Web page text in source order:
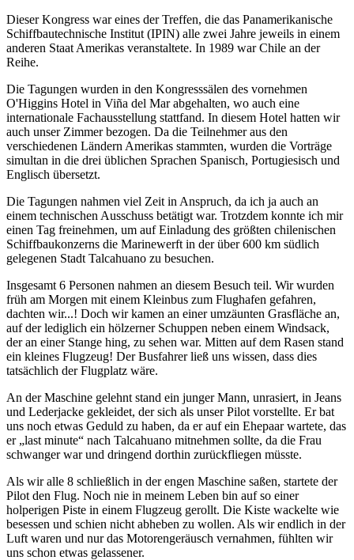
Dieser Kongress war eines der Treffen, die das Panamerikanische
Schiffbautechnische Institut (IPIN) alle zwei Jahre jeweils in einem
anderen Staat Amerikas veranstaltete. In 1989 war Chile an der
Reihe.
Die Tagungen wurden in den Kongresssälen des vornehmen
O'Higgins Hotel in Viña del Mar abgehalten, wo auch eine
internationale Fachausstellung stattfand. In diesem Hotel hatten wir
auch unser Zimmer bezogen. Da die Teilnehmer aus den
verschiedenen Ländern Amerikas stammten, wurden die Vorträge
simultan in die drei üblichen Sprachen Spanisch, Portugiesisch und
Englisch übersetzt.
Die Tagungen nahmen viel Zeit in Anspruch, da ich ja auch an
einem technischen Ausschuss betätigt war. Trotzdem konnte ich mir
einen Tag freinehmen, um auf Einladung des größten chilenischen
Schiffbaukonzerns die Marinewerft in der über 600 km südlich
gelegenen Stadt Talcahuano zu besuchen.
Insgesamt 6 Personen nahmen an diesem Besuch teil. Wir wurden
früh am Morgen mit einem Kleinbus zum Flughafen gefahren,
dachten wir...! Doch wir kamen an einer umzäunten Grasfläche an,
auf der lediglich ein hölzerner Schuppen neben einem Windsack,
der an einer Stange hing, zu sehen war. Mitten auf dem Rasen stand
ein kleines Flugzeug! Der Busfahrer ließ uns wissen, dass dies
tatsächlich der Flugplatz wäre.
An der Maschine gelehnt stand ein junger Mann, unrasiert, in Jeans
und Lederjacke gekleidet, der sich als unser Pilot vorstellte. Er bat
uns noch etwas Geduld zu haben, da er auf ein Ehepaar wartete, das
er last minute
nach Talcahuano mitnehmen sollte, da die Frau
schwanger war und dringend dorthin zurückfliegen müsste.
Als wir alle 8 schließlich in der engen Maschine saßen, startete der
Pilot den Flug. Noch nie in meinem Leben bin auf so einer
holperigen Piste in einem Flugzeug gerollt. Die Kiste wackelte wie
besessen und schien nicht abheben zu wollen. Als wir endlich in der
Luft waren und nur das Motorengeräusch vernahmen, fühlten wir
uns schon etwas gelassener.